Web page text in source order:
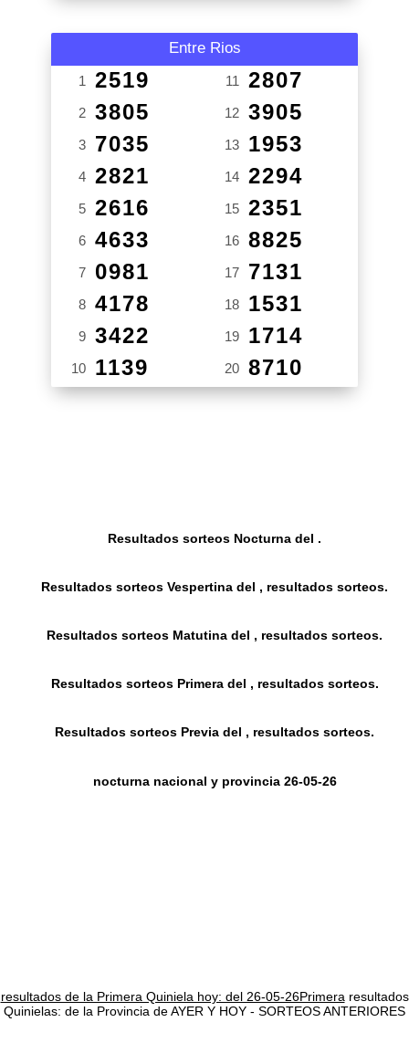
Entre Rios
1 2519
2 3805
3 7035
4 2821
5 2616
6 4633
7 0981
8 4178
9 3422
10 1139
11 2807
12 3905
13 1953
14 2294
15 2351
16 8825
17 7131
18 1531
19 1714
20 8710
Resultados sorteos Nocturna del .
Resultados sorteos Vespertina del , resultados sorteos.
Resultados sorteos Matutina del , resultados sorteos.
Resultados sorteos Primera del , resultados sorteos.
Resultados sorteos Previa del , resultados sorteos.
nocturna nacional y provincia 26-05-26
resultados de la Primera Quiniela hoy: del 26-05-26Primera resultados
Quinielas: de la Provincia de AYER Y HOY - SORTEOS ANTERIORES